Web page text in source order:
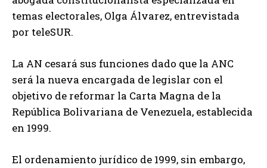
temas electorales, Olga Álvarez, entrevistada
por teleSUR.
La AN cesará sus funciones dado que la ANC
será la nueva encargada de legislar con el
objetivo de reformar la Carta Magna de la
República Bolivariana de Venezuela, establecida
en 1999.
El ordenamiento jurídico de 1999, sin embargo,